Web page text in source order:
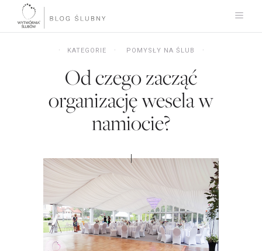
KATEGORIE POMYSŁY NA ŚLUB
Od czego zacząć
organizację wesela w
namiocie?